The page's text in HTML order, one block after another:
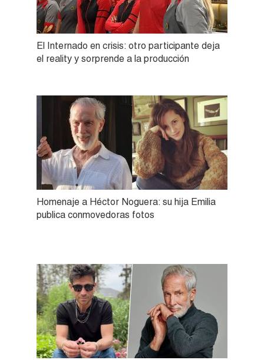
El Internado en crisis: otro participante deja
el reality y sorprende a la producción
Homenaje a Héctor Noguera: su hija Emilia
publica conmovedoras fotos